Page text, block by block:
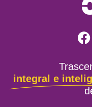
integral e